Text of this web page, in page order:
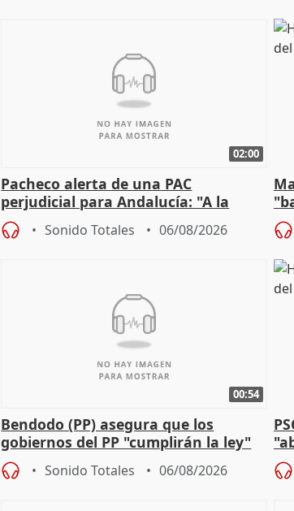
02:00
Pacheco alerta de una PAC
perjudicial para Andalucía: "A la
agricultura hay que protegerla"
Sonido Totales 06/08/2026
00:54
Bendodo (PP) asegura que los
gobiernos del PP "cumplirán la ley"
sobre los menores migrantes
Sonido Totales 06/08/2026